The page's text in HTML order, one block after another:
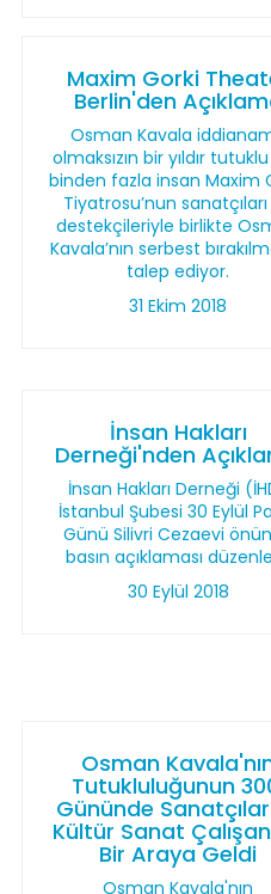
Maxim Gorki
Berlin'den
Osman Kavala
olmaksızın bir yıldır tutuklu
binden fazla insan Maxim
Tiyatrosu’nun
destekçileriyle birlikte
Kavala’nın serbest
talep ediyor.
31 Ekim 2018
İnsan Hakları
Derneği'nden
İnsan Hakları Derneği
İstanbul Şubesi 30 Eylül
Günü Silivri Cezaevi
basın açıklaması
30 Eylül 2018
Osman
Tutukluluğunun
Gününde
Kültür Sanat
Bir Araya Geldi
Osman Kavala'nın